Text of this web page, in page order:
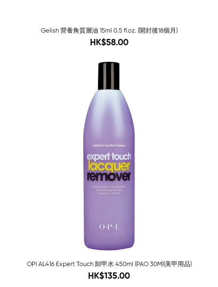
Gelish 營養角質層油 15ml 0.5 fl.oz. (開封後18個月)
73
HK$58.00
OPI AL416 Expert Touch 卸甲水 450ml (PAO 30M)(美甲用品)
165
HK$135.00